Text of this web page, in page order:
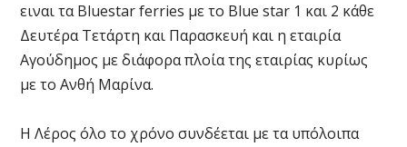
ειναι τα Bluestar ferries με το Blue star 1 και 2 κάθε
Δευτέρα Τετάρτη και Παρασκευή και η εταιρία
Αγούδημος με διάφορα πλοία της εταιρίας κυρίως
με το Ανθή Μαρίνα.
Η Λέρος όλο το χρόνο συνδέεται με τα υπόλοιπα